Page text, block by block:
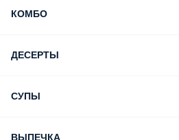
КОМБО
ДЕСЕРТЫ
СУПЫ
ВЫПЕЧКА